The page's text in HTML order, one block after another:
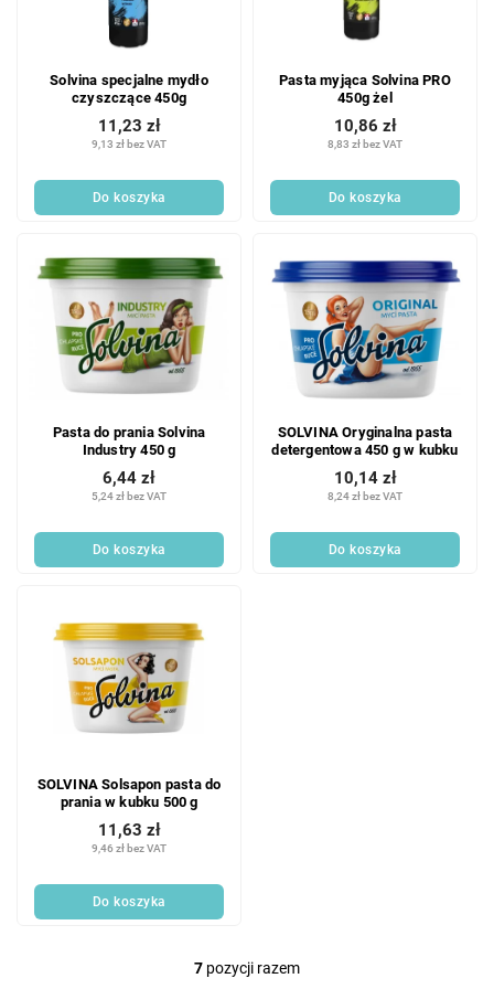
Solvina specjalne mydło
czyszczące 450g
9,13 zł bez VAT
11,23 zł
Do koszyka
Pasta myjąca Solvina PRO
450g żel
8,83 zł bez VAT
10,86 zł
Do koszyka
Pasta do prania Solvina
Industry 450 g
5,24 zł bez VAT
6,44 zł
Do koszyka
SOLVINA Oryginalna pasta
detergentowa 450 g w kubku
8,24 zł bez VAT
10,14 zł
Do koszyka
SOLVINA Solsapon pasta do
prania w kubku 500 g
9,46 zł bez VAT
11,63 zł
Do koszyka
K
7 pozycji razem